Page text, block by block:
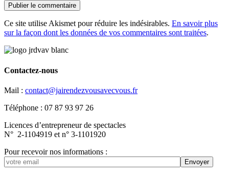
Ce site utilise Akismet pour réduire les indésirables. En savoir plus
sur la façon dont les données de vos commentaires sont traitées.
Contactez-nous
Mail : contact@jairendezvousavecvous.fr
Téléphone : 07 87 93 97 26
Licences d’entrepreneur de spectacles
N° 2-1104919 et n° 3-1101920
Pour recevoir nos informations :